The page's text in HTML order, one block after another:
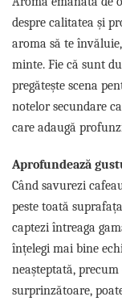
Altele
despre calitatea și
aroma să te
minte. Fie că sunt
pregătește scena
notelor secundare
care adaugă
Aprofundează
Când savurezi
peste toată
captezi întreaga
înțelegi mai bine
neașteptată,
surprinzătoare,